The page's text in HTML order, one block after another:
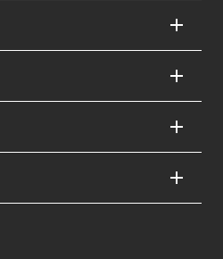
クションホテル 京都
リーコレクションホテル
ラバーストリート
庭